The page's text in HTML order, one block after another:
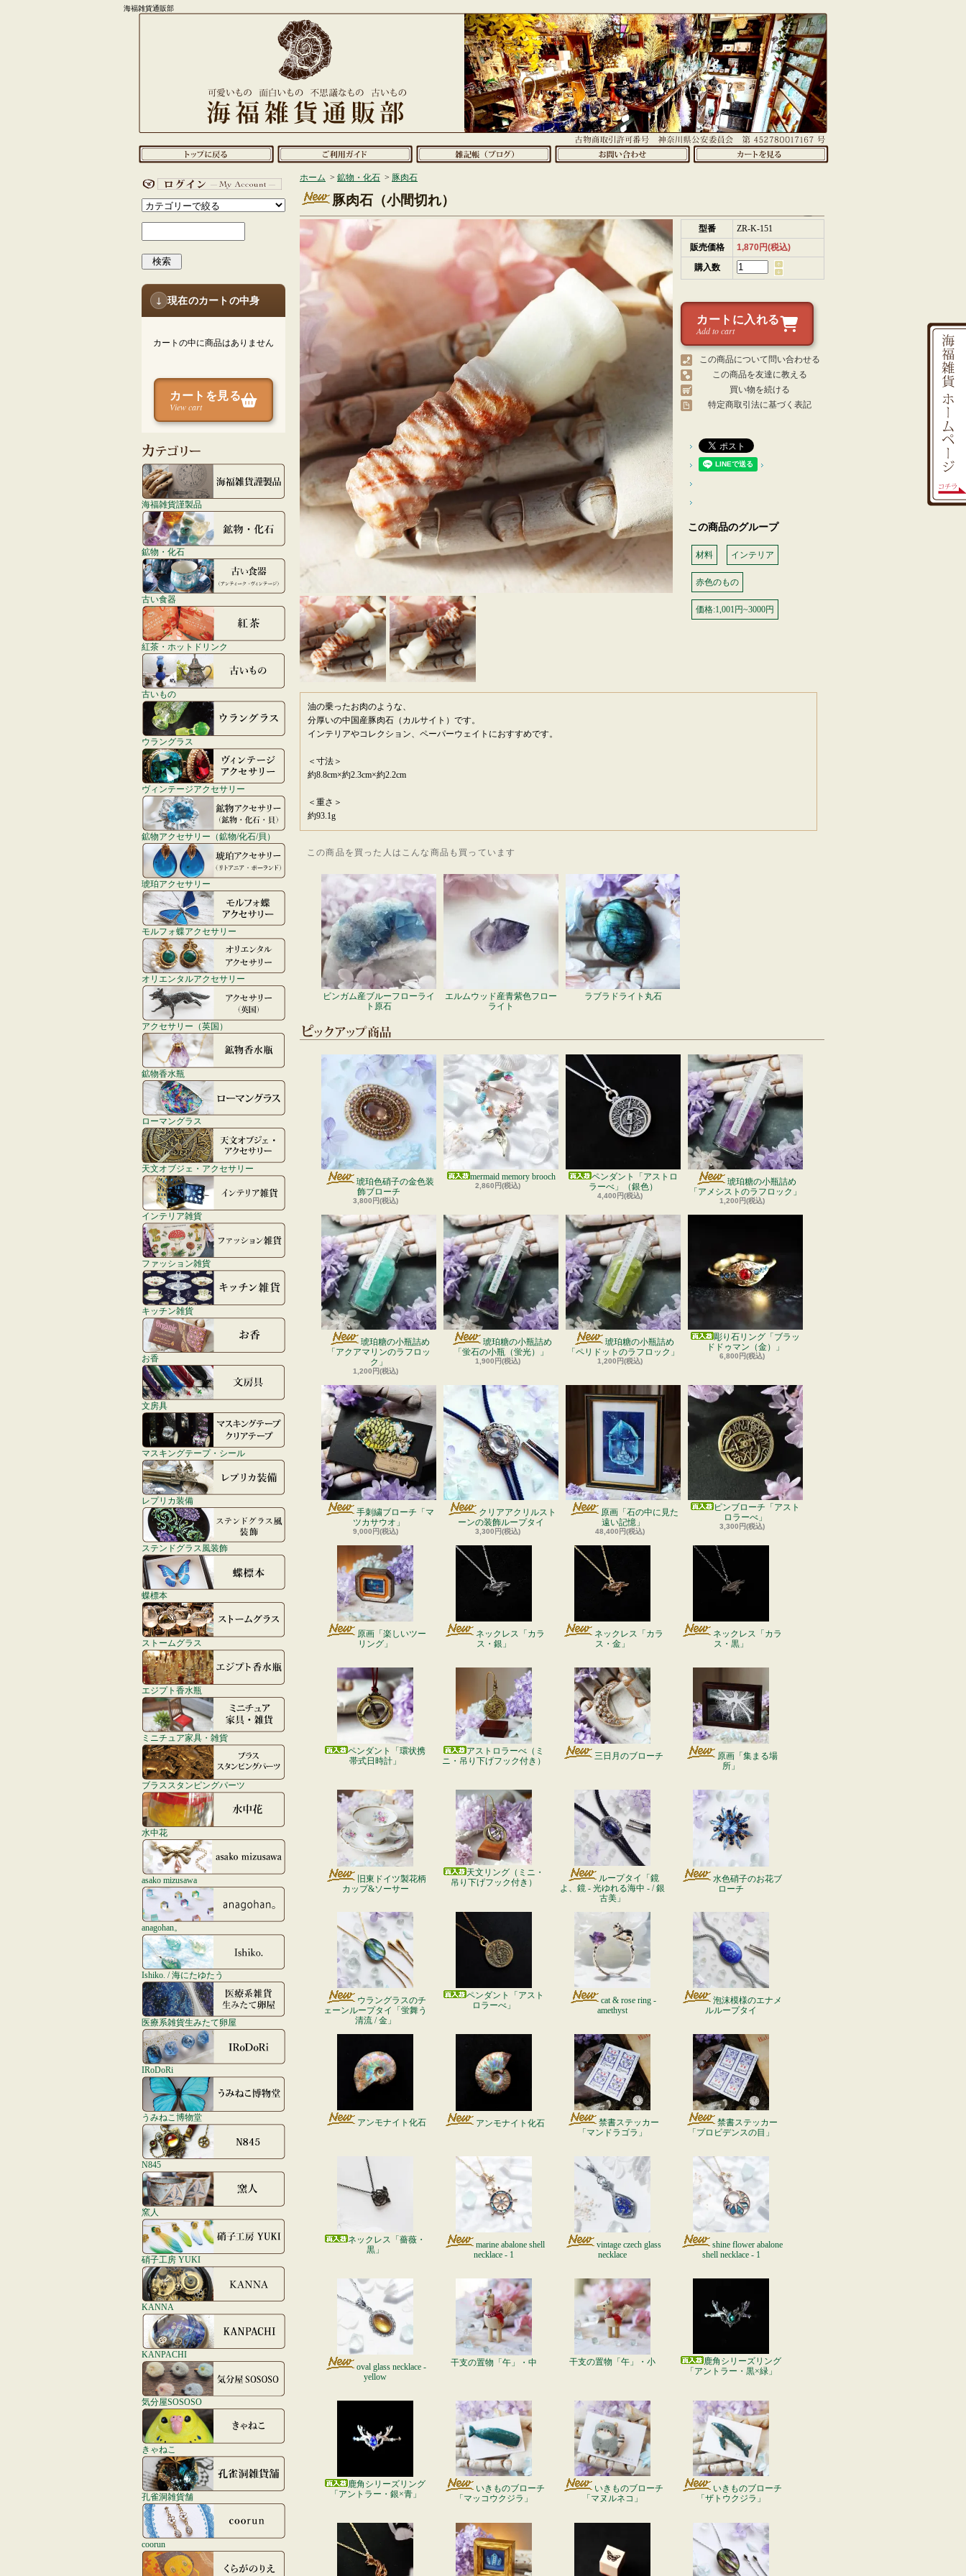
海福雑貨通販部
検索
↓ 現在のカートの中身
カートの中に商品はありません
カートを見る
View cart
海福雑貨謹製品
鉱物・化石
古い食器
紅茶・ホットドリンク
古いもの
ウラングラス
ヴィンテージアクセサリー
鉱物アクセサリー（鉱物/化石/貝）
琥珀アクセサリー
モルフォ蝶アクセサリー
オリエンタルアクセサリー
アクセサリー（英国）
鉱物香水瓶
ローマングラス
天文オブジェ・アクセサリー
インテリア雑貨
ファッション雑貨
キッチン雑貨
お香
文房具
マスキングテープ・シール
レプリカ装備
ステンドグラス風装飾
蝶標本
ストームグラス
エジプト香水瓶
ミニチュア家具・雑貨
ブラススタンピングパーツ
水中花
asako mizusawa
anagohan。
Ishiko. / 海にたゆたう
医療系雑貨生みたて卵屋
IRoDoRi
うみねこ博物堂
N845
窯人
硝子工房 YUKI
KANNA
KANPACHI
気分屋SOSOSO
きゃねこ
孔雀洞雑貨舗
coorun
ホーム > 鉱物・化石 > 豚肉石
豚肉石（小間切れ）
型番
ZR-K-151
販売価格
1,870円(税込)
購入数
カートに入れる
Add to cart
この商品について問い合わせる
この商品を友達に教える
買い物を続ける
特定商取引法に基づく表記
この商品のグループ
材料 インテリア
赤色のもの
価格:1,001円~3000円
油の乗ったお肉のような、
分厚いの中国産豚肉石（カルサイト）です。
インテリアやコレクション、ペーパーウェイトにおすすめです。
＜寸法＞
約8.8cm×約2.3cm×約2.2cm
＜重さ＞
約93.1g
この商品を買った人はこんな商品も買っています
ビンガム産ブルーフローライ
ト原石
エルムウッド産青紫色フロー
ライト
ラブラドライト丸石
琥珀色硝子の金色装
飾ブローチ
3,800円(税込)
mermaid memory brooch
2,860円(税込)
ペンダント「アストロ
ラーべ」（銀色）
4,400円(税込)
琥珀糖の小瓶詰め
「アメシストのラフロック」
1,200円(税込)
琥珀糖の小瓶詰め
「アクアマリンのラフロッ
ク」
1,200円(税込)
琥珀糖の小瓶詰め
「蛍石の小瓶（蛍光）」
1,900円(税込)
琥珀糖の小瓶詰め
「ペリドットのラフロック」
1,200円(税込)
彫り石リング「ブラッ
ドドゥマン（金）」
6,800円(税込)
手刺繍ブローチ「マ
ツカサウオ」
9,000円(税込)
クリアアクリルスト
ーンの装飾ループタイ
3,300円(税込)
原画「石の中に見た
遠い記憶」
48,400円(税込)
ピンブローチ「アスト
ロラーべ」
3,300円(税込)
原画「楽しいツー
リング」
ネックレス「カラ
ス・銀」
ネックレス「カラ
ス・金」
ネックレス「カラ
ス・黒」
ペンダント「環状携
帯式日時計」
アストロラーべ（ミ
ニ・吊り下げフック付き）
三日月のブローチ
原画「集まる場
所」
旧東ドイツ製花柄
カップ&ソーサー
天文リング（ミニ・
吊り下げフック付き）
ループタイ「鏡
よ、鏡 - 光ゆれる海中 - / 銀
古美」
水色硝子のお花ブ
ローチ
ウラングラスのチ
ェーンループタイ「蛍舞う
清流 / 金」
ペンダント「アスト
ロラーべ」
cat & rose ring -
amethyst
泡沫模様のエナメ
ルループタイ
アンモナイト化石 アンモナイト化石
禁書ステッカー
「マンドラゴラ」
禁書ステッカー
「プロビデンスの目」
ネックレス「薔薇・
黒」
marine abalone shell
necklace - 1
vintage czech glass
necklace
shine flower abalone
shell necklace - 1
oval glass necklace -
yellow
干支の置物「午」・中 干支の置物「午」・小
鹿角シリーズリング
「アントラー・黒×緑」
鹿角シリーズリング
「アントラー・銀×青」
いきものブローチ
「マッコウクジラ」
いきものブローチ
「マヌルネコ」
いきものブローチ
「ザトウクジラ」